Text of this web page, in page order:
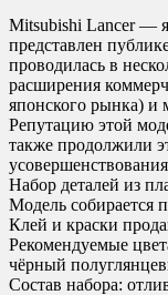
Mitsubishi Lancer —
представлен
проводилась в
расширения
японского рынка) и
Репутацию этой
также продолжили
Набор деталей из
Модель собирается
Клей и краски
Рекомендуемые
чёрный
Состав набора: